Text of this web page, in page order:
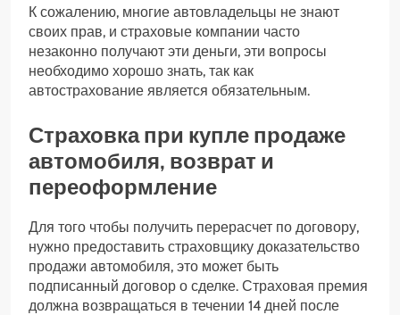
К сожалению, многие автовладельцы не знают
своих прав, и страховые компании часто
незаконно получают эти деньги, эти вопросы
необходимо хорошо знать, так как
автострахование является обязательным.
Страховка при купле продаже
автомобиля, возврат и
переоформление
Для того чтобы получить перерасчет по договору,
нужно предоставить страховщику доказательство
продажи автомобиля, это может быть
подписанный договор о сделке. Страховая премия
должна возвращаться в течении 14 дней после